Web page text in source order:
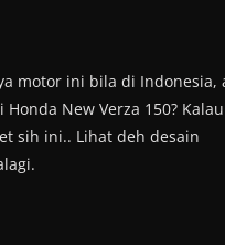
motor ini bila di Indonesia,
New Verza 150?
sih ini.. Lihat deh desain